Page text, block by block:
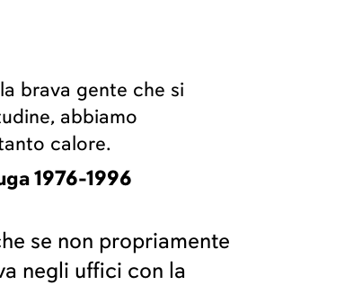
brava gente che si
abbiamo
calore.
1976-1996
se non propriamente
negli uffici con la